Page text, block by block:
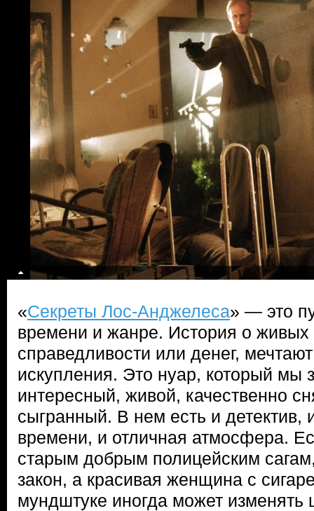
«Секреты Лос-Анджелеса» — это
времени и жанре. История о живых
справедливости или денег,
искупления. Это нуар, который мы
интересный, живой, качественно
сыгранный. В нем есть и детектив,
времени, и отличная атмосфера.
старым добрым полицейским
закон, а красивая женщина с
мундштуке иногда может